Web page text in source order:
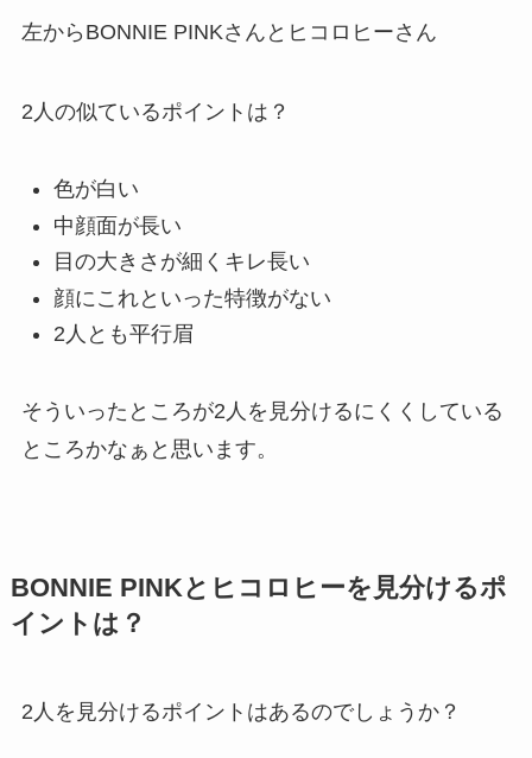
左からBONNIE PINKさんとヒコロヒーさん
2人の似ているポイントは？
色が白い
中顔面が長い
目の大きさが細くキレ長い
顔にこれといった特徴がない
2人とも平行眉
そういったところが2人を見分けるにくくしている
ところかなぁと思います。
BONNIE PINKとヒコロヒーを見分けるポ
イントは？
2人を見分けるポイントはあるのでしょうか？